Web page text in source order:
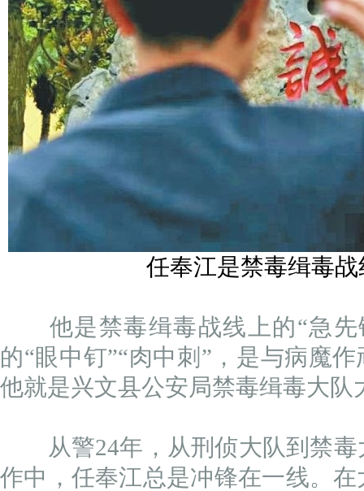
任奉江是禁毒缉毒战
他是禁毒缉毒战线上的“急先
的“眼中钉”“肉中刺”，是与病魔
他就是兴文县公安局禁毒缉毒大队
从警24年，从刑侦大队到禁毒
作中，任奉江总是冲锋在一线。